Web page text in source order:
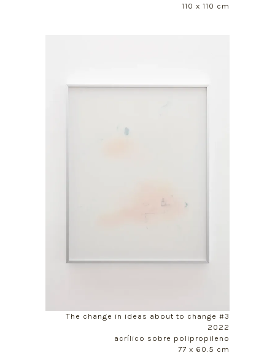
110 x 110 cm
The change in ideas about to change #3
2022
acrílico sobre polipropileno
77 x 60.5 cm